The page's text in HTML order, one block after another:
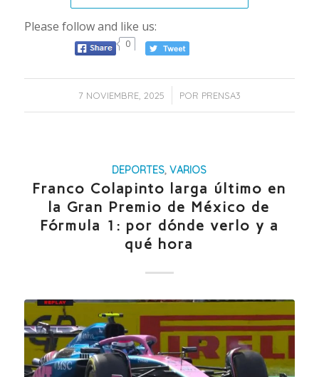
Please follow and like us:
0
7 NOVIEMBRE, 2025
/ POR PRENSA3
DEPORTES,VARIOS
Franco Colapinto larga último en
la Gran Premio de México de
Fórmula 1: por dónde verlo y a
qué hora